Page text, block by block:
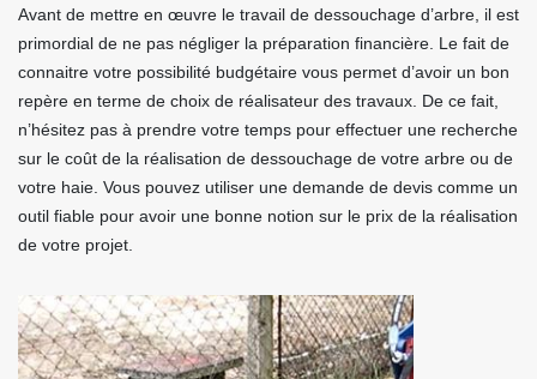
Avant de mettre en œuvre le travail de dessouchage d’arbre, il est
primordial de ne pas négliger la préparation financière. Le fait de
connaitre votre possibilité budgétaire vous permet d’avoir un bon
repère en terme de choix de réalisateur des travaux. De ce fait,
n’hésitez pas à prendre votre temps pour effectuer une recherche
sur le coût de la réalisation de dessouchage de votre arbre ou de
votre haie. Vous pouvez utiliser une demande de devis comme un
outil fiable pour avoir une bonne notion sur le prix de la réalisation
de votre projet.